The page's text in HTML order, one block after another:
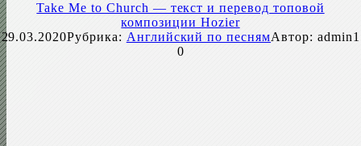
Take Me to Church — текст и перевод топовой
композиции Hozier
29.03.2020Рубрика: Английский по песнямАвтор: admin1
0